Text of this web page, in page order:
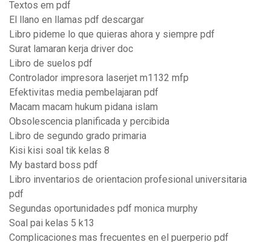
Textos em pdf
El llano en llamas pdf descargar
Libro pideme lo que quieras ahora y siempre pdf
Surat lamaran kerja driver doc
Libro de suelos pdf
Controlador impresora laserjet m1132 mfp
Efektivitas media pembelajaran pdf
Macam macam hukum pidana islam
Obsolescencia planificada y percibida
Libro de segundo grado primaria
Kisi kisi soal tik kelas 8
My bastard boss pdf
Libro inventarios de orientacion profesional universitaria
pdf
Segundas oportunidades pdf monica murphy
Soal pai kelas 5 k13
Complicaciones mas frecuentes en el puerperio pdf